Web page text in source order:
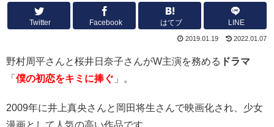
Twitter Facebook はてブ LINE
2019.01.19 2022.01.07
野村周平さんと桜井日奈子さんがW主演を務める ドラマ
「 僕の初恋をキミに捧ぐ 」。
2009年に井上真央さんと岡田将生さんで映画化され、少女
漫画として人気の高い作品です。